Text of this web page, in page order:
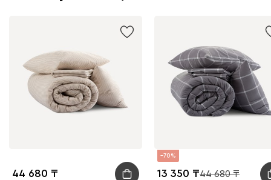
44 680
70
13 350 44 680